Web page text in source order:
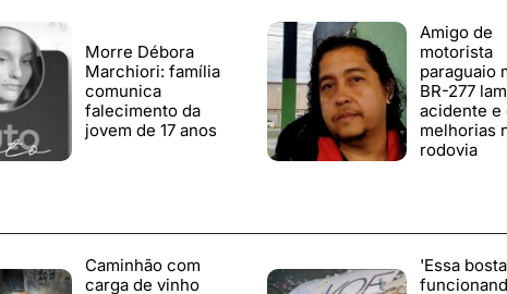
Morre Débora
Marchiori: família
comunica
falecimento da
jovem de 17 anos
Amigo de
motorista
paraguaio
BR-277
acidente e
melhorias
rodovia
Caminhão com
carga de vinho
'Essa